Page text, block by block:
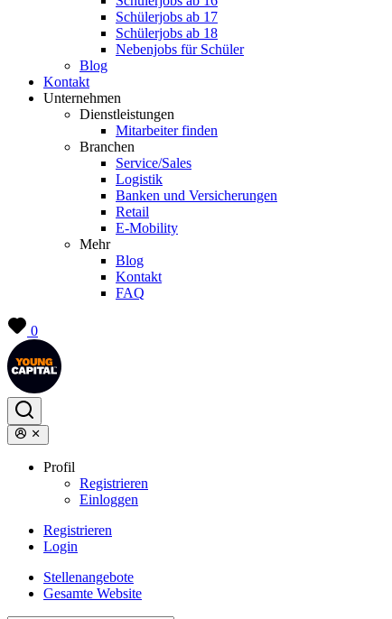
Schülerjobs ab 17
Schülerjobs ab 18
Nebenjobs für Schüler
Blog
Kontakt
Unternehmen
Dienstleistungen
Mitarbeiter finden
Branchen
Service/Sales
Logistik
Banken und Versicherungen
Retail
E-Mobility
Mehr
Blog
Kontakt
FAQ
0
Profil
Registrieren
Einloggen
Registrieren
Login
Stellenangebote
Gesamte Website